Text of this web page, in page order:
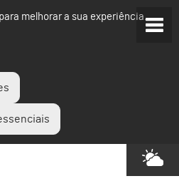
melhorar a sua experiência.